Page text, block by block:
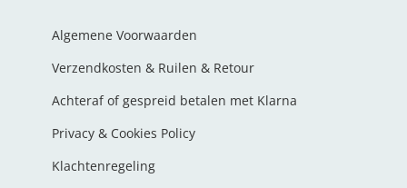
Algemene Voorwaarden
Verzendkosten & Ruilen & Retour
Achteraf of gespreid betalen met Klarna
Privacy & Cookies Policy
Klachtenregeling